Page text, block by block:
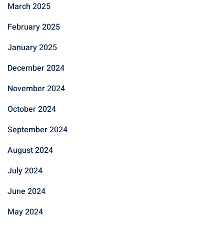
March 2025
February 2025
January 2025
December 2024
November 2024
October 2024
September 2024
August 2024
July 2024
June 2024
May 2024